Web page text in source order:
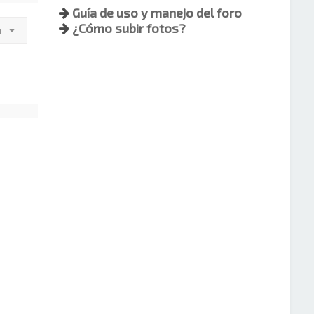
Guía de uso y manejo del foro
¿Cómo subir fotos?